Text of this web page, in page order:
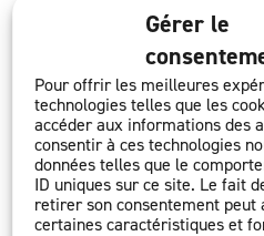
Gérer le
Pour offrir les meilleures
technologies telles que les
accéder aux informations des
consentir à ces technologies
données telles que le
ID uniques sur ce site. Le fait
retirer son consentement
certaines caractéristiques et